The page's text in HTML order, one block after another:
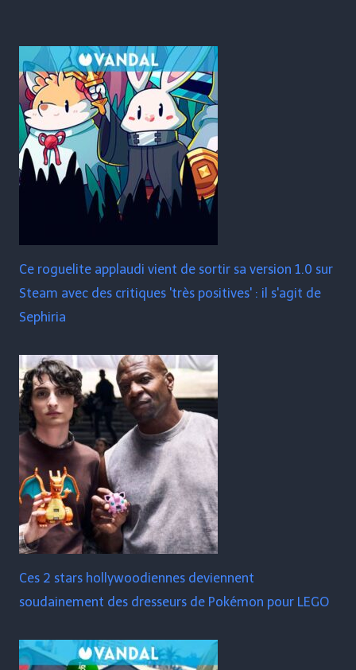
Ce roguelite applaudi vient de sortir sa version 1.0 sur
Steam avec des critiques 'très positives' : il s'agit de
Sephiria
Ces 2 stars hollywoodiennes deviennent
soudainement des dresseurs de Pokémon pour LEGO